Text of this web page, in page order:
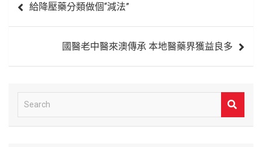
章 給降壓藥分類做個“減法”
國醫老中醫來澳傳承 本地醫藥界獲益良多
e